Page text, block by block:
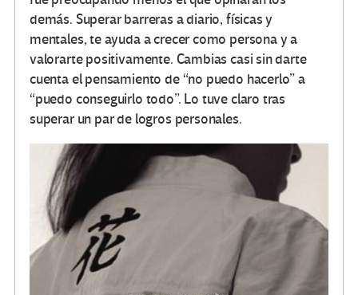
demás. Superar barreras a diario, físicas y
mentales, te ayuda a crecer como persona y a
valorarte positivamente. Cambias casi sin darte
cuenta el pensamiento de “no puedo hacerlo” a
“puedo conseguirlo todo”. Lo tuve claro tras
superar un par de logros personales.